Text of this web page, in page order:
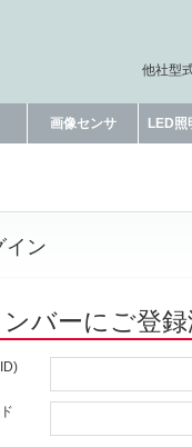
他社型
画像センサ LED照
イン
ンバーにご登